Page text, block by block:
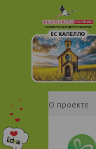
О проекте